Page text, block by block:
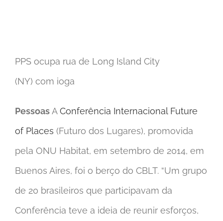
PPS ocupa rua de Long Island City
(NY) com ioga
PessoasA Conferência Internacional Future
of Places (Futuro dos Lugares), promovida
pela ONU Habitat, em setembro de 2014, em
Buenos Aires, foi o berço do CBLT. “Um grupo
de 20 brasileiros que participavam da
Conferência teve a ideia de reunir esforços,